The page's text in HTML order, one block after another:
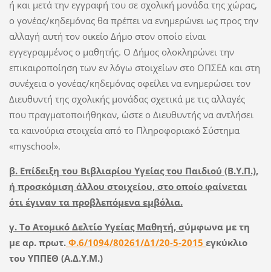
ή και μετά την εγγραφή του σε σχολική μονάδα της χώρας,
ο γονέας/κηδεμόνας θα πρέπει να ενημερώνει ως προς την
αλλαγή αυτή τον οικείο Δήμο στον οποίο είναι
εγγεγραμμένος ο μαθητής. Ο Δήμος ολοκληρώνει την
επικαιροποίηση των εν λόγω στοιχείων στο ΟΠΣΕΔ και στη
συνέχεια ο γονέας/κηδεμόνας οφείλει να ενημερώσει τον
Διευθυντή της σχολικής μονάδας σχετικά με τις αλλαγές
που πραγματοποιήθηκαν, ώστε ο Διευθυντής να αντλήσει
τα καινούρια στοιχεία από το Πληροφοριακό Σύστημα
«myschool».
β. Επίδειξη του Βιβλιαρίου Υγείας του Παιδιού (Β.Υ.Π.),
ή προσκόμιση άλλου στοιχείου, στο οποίο φαίνεται
ότι έγιναν τα προβλεπόμενα εμβόλια.
γ. Το Ατομικό Δελτίο Υγείας Μαθητή, σύμφωνα με τη
με αρ. πρωτ.Φ.6/1094/80261/Δ1/20-5-2015 εγκύκλιο
του ΥΠΠΕΘ (Α.Δ.Υ.Μ.)